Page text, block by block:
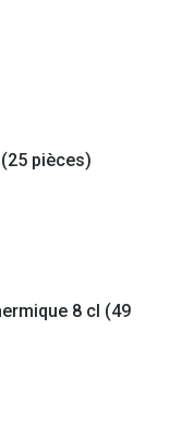
pièces)
8 cl (49